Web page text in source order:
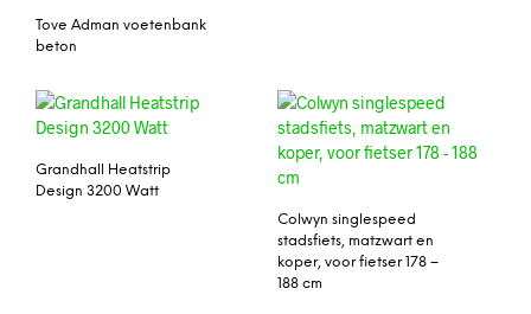
Tove Adman voetenbank
beton
Grandhall Heatstrip
Design 3200 Watt
Colwyn singlespeed
stadsfiets, matzwart en
koper, voor fietser 178 –
188 cm